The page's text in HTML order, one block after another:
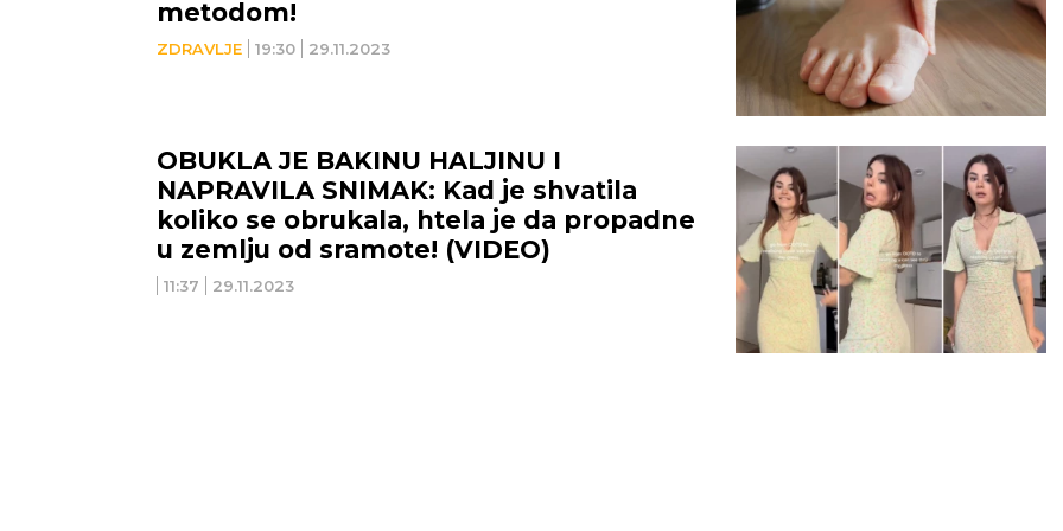
ZDRAVLJE 19:30 29.11.2023
metodom!
11:37 29.11.2023
OBUKLA JE BAKINU HALJINU I
NAPRAVILA SNIMAK: Kad je shvatila
koliko se obrukala, htela je da propadne
u zemlju od sramote! (VIDEO)